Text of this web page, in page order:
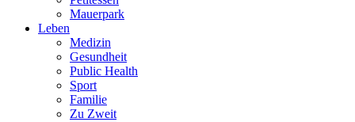
Mauerpark
Leben
Medizin
Gesundheit
Public Health
Sport
Familie
Zu Zweit